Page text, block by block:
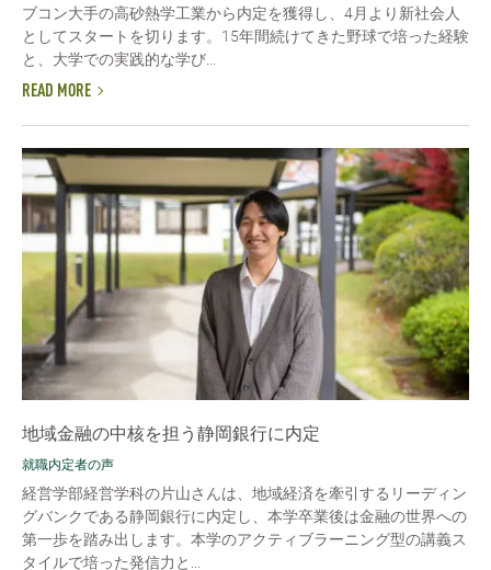
ブコン大手の高砂熱学工業から内定を獲得し、4月より新社会人
としてスタートを切ります。15年間続けてきた野球で培った経験
と、大学での実践的な学び...
READ MORE
地域金融の中核を担う静岡銀行に内定
就職内定者の声
経営学部経営学科の片山さんは、地域経済を牽引するリーディン
グバンクである静岡銀行に内定し、本学卒業後は金融の世界への
第一歩を踏み出します。本学のアクティブラーニング型の講義ス
タイルで培った発信力と...